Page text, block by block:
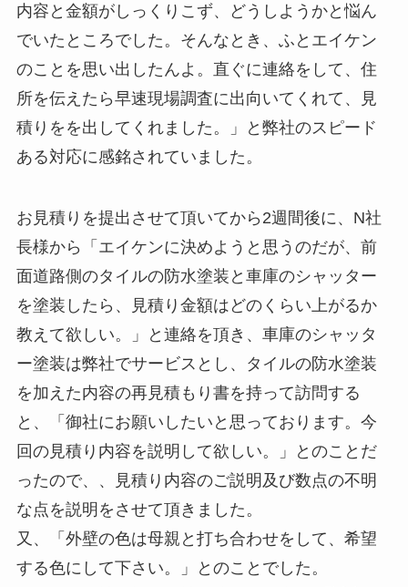
内容と金額がしっくりこず、どうしようかと悩ん
でいたところでした。そんなとき、ふとエイケン
のことを思い出したんよ。直ぐに連絡をして、住
所を伝えたら早速現場調査に出向いてくれて、見
積りをを出してくれました。」と弊社のスピード
ある対応に感銘されていました。
お見積りを提出させて頂いてから2週間後に、N社
長様から「エイケンに決めようと思うのだが、前
面道路側のタイルの防水塗装と車庫のシャッター
を塗装したら、見積り金額はどのくらい上がるか
教えて欲しい。」と連絡を頂き、車庫のシャッタ
ー塗装は弊社でサービスとし、タイルの防水塗装
を加えた内容の再見積もり書を持って訪問する
と、「御社にお願いしたいと思っております。今
回の見積り内容を説明して欲しい。」とのことだ
ったので、、見積り内容のご説明及び数点の不明
な点を説明をさせて頂きました。
又、「外壁の色は母親と打ち合わせをして、希望
する色にして下さい。」とのことでした。